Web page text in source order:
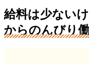
給料は少ない
からのんびり